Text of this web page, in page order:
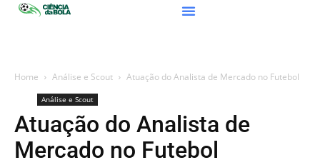
Home Análise e Scout Atuação do Analista de Mercado no Futebol
Análise e Scout
Atuação do Analista de
Mercado no Futebol